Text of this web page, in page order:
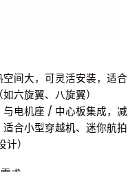
间大，可灵活安装，适合
六旋翼、八旋翼）
与电机座 / 中心板集成，减
合小型穿越机、迷你航拍
）